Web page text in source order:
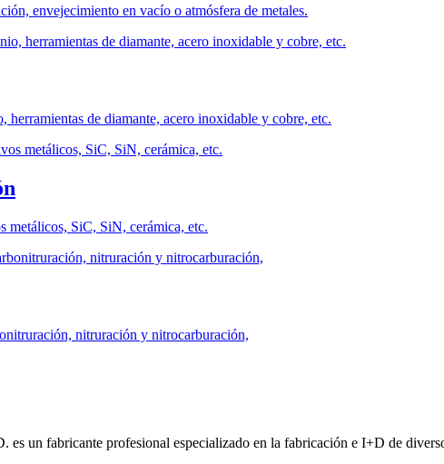
envejecimiento en vacío o atmósfera de metales.
de diamante, acero inoxidable y cobre, etc.
metálicos, SiC, SiN, cerámica, etc.
nitruración y nitrocarburación,
fabricante profesional especializado en la fabricación e I+D de